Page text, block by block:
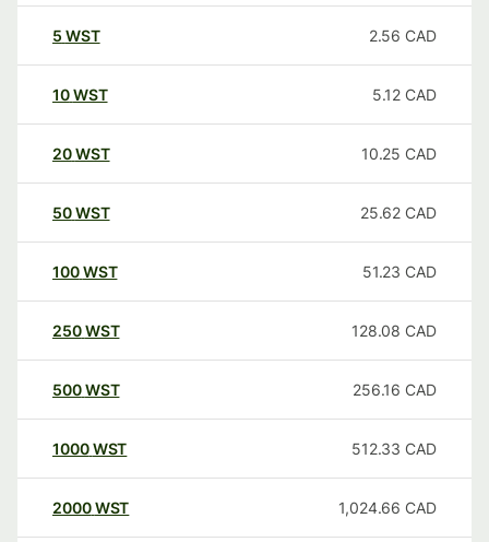
5 WST 2.56 CAD
10WST 5.12 CAD
20WST 10.25 CAD
50WST 25.62 CAD
100WST 51.23 CAD
250WST 128.08 CAD
500WST 256.16 CAD
1000WST 512.33 CAD
2000WST 1,024.66 CAD